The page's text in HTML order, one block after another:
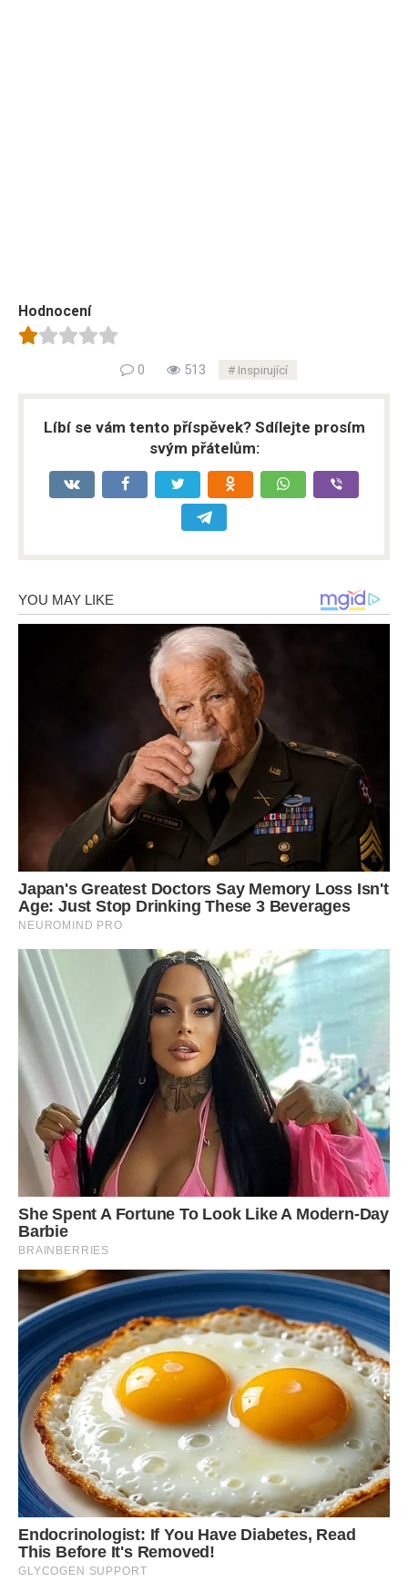
Hodnocení
0 513 Inspirující
Líbí se vám tento příspěvek? Sdílejte prosím
svým přátelům: